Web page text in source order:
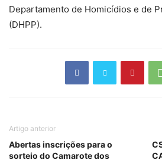
Departamento de Homicídios e de
(DHPP).
Artigo anterior
Abertas inscrições para o
sorteio do Camarote dos